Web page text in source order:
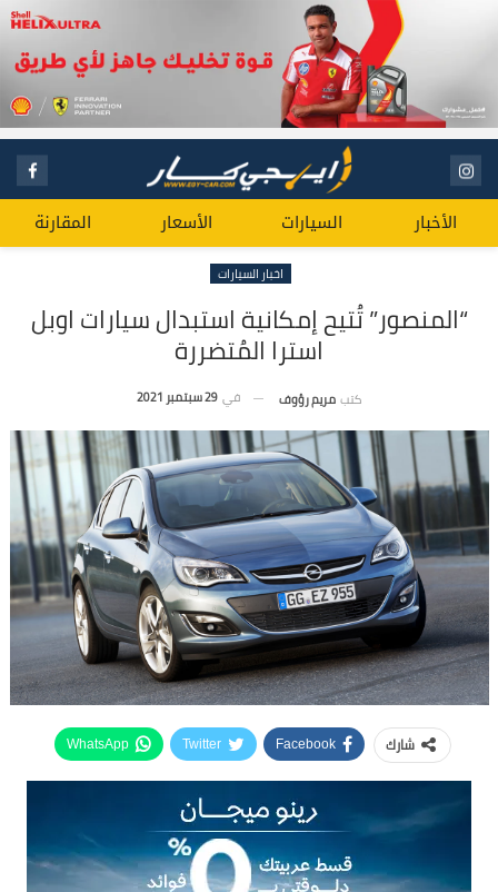
الأخبار السيارات الأسعار المقارنة
اخبار السيارات
“المنصور” تُتيح إمكانية استبدال سيارات اوبل
استرا المُتضررة
كتب مريم رؤوف في 29 سبتمبر 2021
شارك Facebook
Twitter
WhatsApp